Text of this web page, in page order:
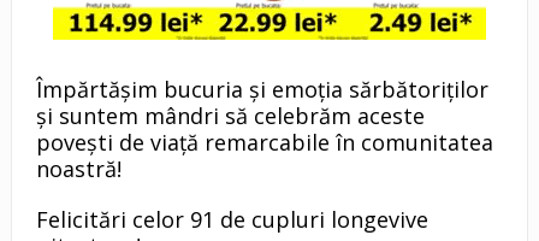
Împărtășim bucuria și emoția sărbătoriților
și suntem mândri să celebrăm aceste
povești de viață remarcabile în comunitatea
noastră!
Felicitări celor 91 de cupluri longevive